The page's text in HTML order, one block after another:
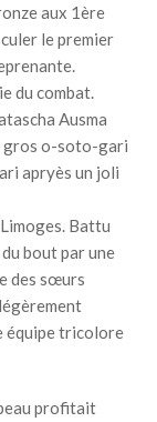
aux 1ère
le premier
du combat.
Ausma
gros o-soto-gari
apryès un joli
Battu
bout par une
des sœurs
équipe tricolore
profitait